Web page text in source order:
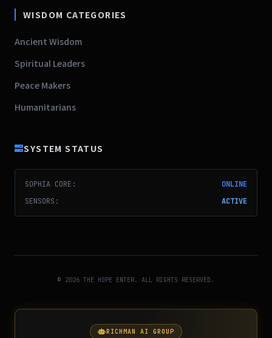
WISDOM CATEGORIES
Ancient Wisdom
Spiritual Leaders
Peace Makers
Humanitarians
SYSTEM STATUS
SOPHIA CORE:
ONLINE
SENSORS:
ACTIVE
© 2026 THE HOPE ENTER. ALL RIGHTS RESERVED.
RICHMAN AI GROUP